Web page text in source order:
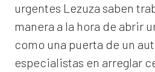
urgentes Lezuza saben
manera a la hora de abrir
como una puerta de un
especialistas en arreglar